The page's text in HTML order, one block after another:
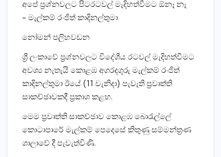
අපේ ප්‍රශ්නවලට පිටරටවල් මැදිහත්වීමට ඕනෑ නෑ
– මැල්කම් රංජිත් කාදිනල්තුමා
නෝමන් පලිහවඩන
ශ්‍රී ලංකාවේ ප්‍රශ්නවලට විදේශීය රටවල් මැදිහත්වීමට
අවශ්‍ය නැතැයි කොළඹ අගරදගුරු මැල්කම් රංජිත්
කාදිනල්තුමා ඊයේ (11 වැනිදා) පැවැති ප්‍රවෘත්ති
සාකච්ඡාවකදී ප්‍රකාශ කළහ.
මෙම ප්‍රවෘත්ති සාකච්ඡාව කොළඹ බොරැල්ලේ
කොටාපාරේ මැල්කම් පෙදෙසේ කිතුණු සම්මන්ත්‍රණ
ශාලාවේ දී පැවැත්විණි.